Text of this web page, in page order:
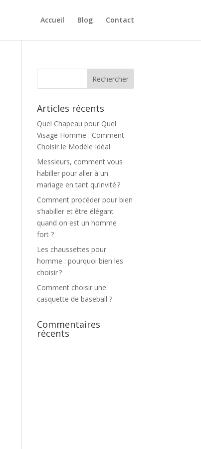
Accueil Blog Contact
Articles récents
Quel Chapeau pour Quel
Visage Homme : Comment
Choisir le Modèle Idéal
Messieurs, comment vous
habiller pour aller à un
mariage en tant qu’invité ?
Comment procéder pour bien
s’habiller et être élégant
quand on est un homme
fort ?
Les chaussettes pour
homme : pourquoi bien les
choisir ?
Comment choisir une
casquette de baseball ?
Commentaires
récents